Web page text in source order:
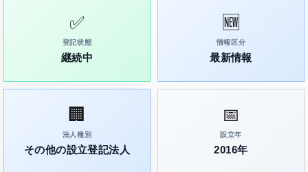
✅
登記状態
継続中
🆕
情報区分
最新情報
🏢
法人種別
その他の設立登記法人
📅
設立年
2016年